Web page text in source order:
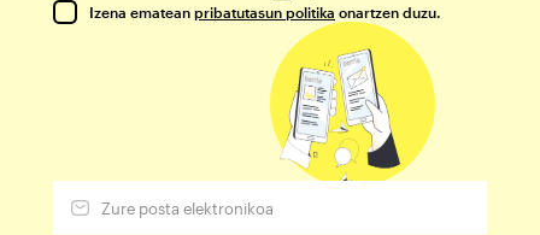
Izena ematean pribatutasun politika onartzen duzu.